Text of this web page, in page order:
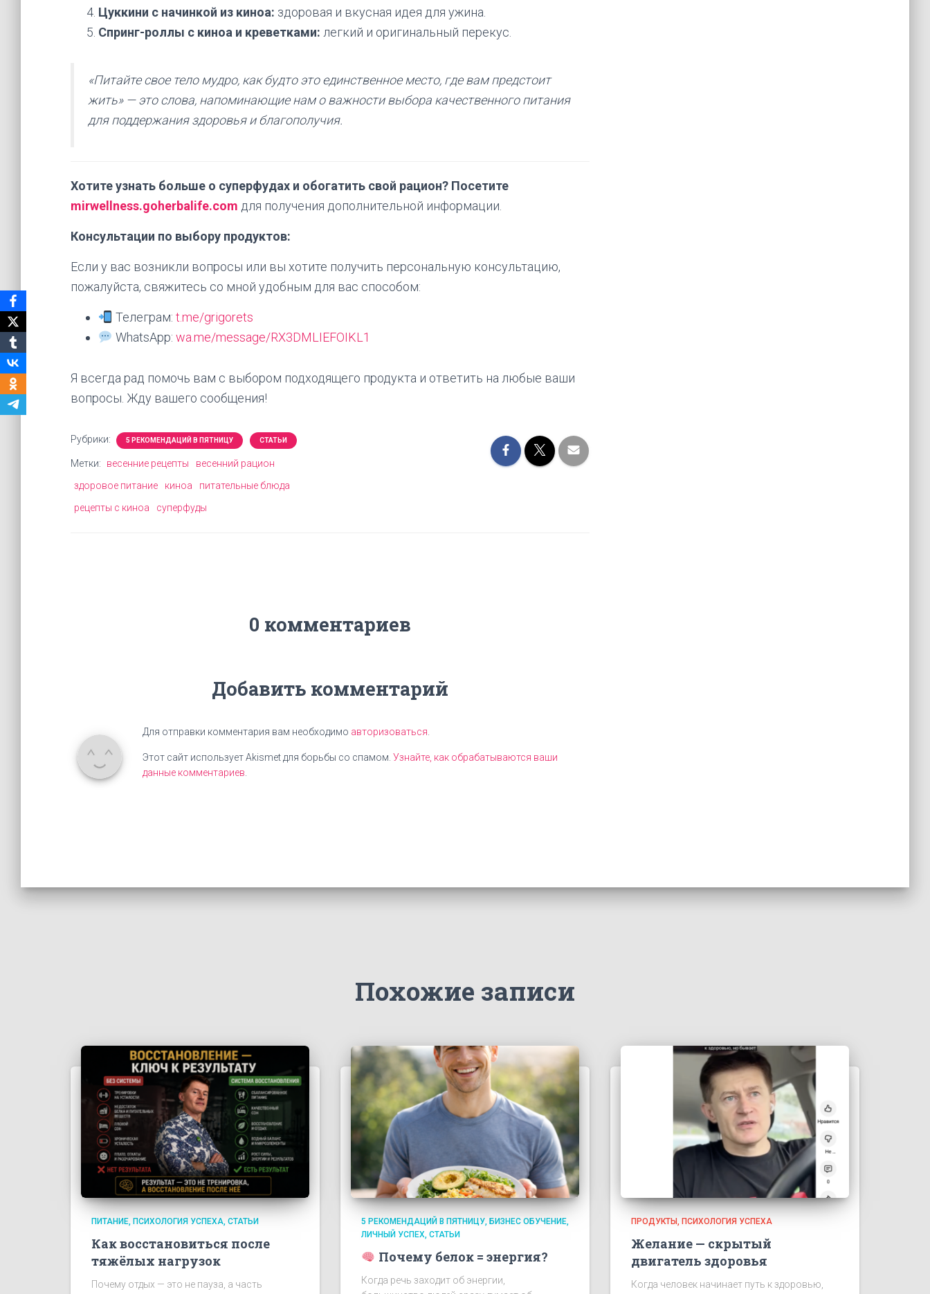
Цуккини с начинкой из киноа: здоровая и вкусная идея для ужина.
Спринг-роллы с киноа и креветками: легкий и оригинальный перекус.
«Питайте свое тело мудро, как будто это единственное место, где вам предстоит
жить» — это слова, напоминающие нам о важности выбора качественного питания
для поддержания здоровья и благополучия.
Хотите узнать больше о суперфудах и обогатить свой рацион? Посетите
mirwellness.goherbalife.com для получения дополнительной информации.
Консультации по выбору продуктов:
Если у вас возникли вопросы или вы хотите получить персональную консультацию,
пожалуйста, свяжитесь со мной удобным для вас способом:
Телеграм: t.me/grigorets
WhatsApp: wa.me/message/RX3DMLIEFOIKL1
Я всегда рад помочь вам с выбором подходящего продукта и ответить на любые ваши
вопросы. Жду вашего сообщения!
Рубрики: 5 РЕКОМЕНДАЦИЙ В ПЯТНИЦУ СТАТЬИ
Метки: весенние рецепты
весенний рацион
здоровое питание
киноа
питательные блюда
рецепты с киноа
суперфуды
0 комментариев
Добавить комментарий
Для отправки комментария вам необходимо авторизоваться
Этот сайт использует Akismet для борьбы со спамом. Узнайте, как обрабатываются ваши
данные комментариев
Похожие записи
ПИТАНИЕ ПСИХОЛОГИЯ УСПЕХА СТАТЬИ
Как восстановиться после
тяжёлых нагрузок
Почему отдых — это не пауза, а часть
5 РЕКОМЕНДАЦИЙ В ПЯТНИЦУ БИЗНЕС ОБУЧЕНИЕ
ЛИЧНЫЙ УСПЕХ СТАТЬИ
Почему белок = энергия?
Когда речь заходит об энергии,
ПРОДУКТЫ ПСИХОЛОГИЯ УСПЕХА
Желание — скрытый
двигатель здоровья
Когда человек начинает путь к здоровью,